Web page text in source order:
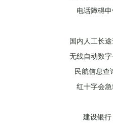
电话障碍
国内人工长
无线自动数
民航信息查
红十字会
建设银